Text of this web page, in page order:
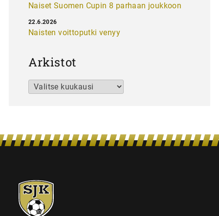
Naiset Suomen Cupin 8 parhaan joukkoon
Naisten voittoputki venyy
22.6.2026
Arkistot
Arkistot
SJK-
juniorit